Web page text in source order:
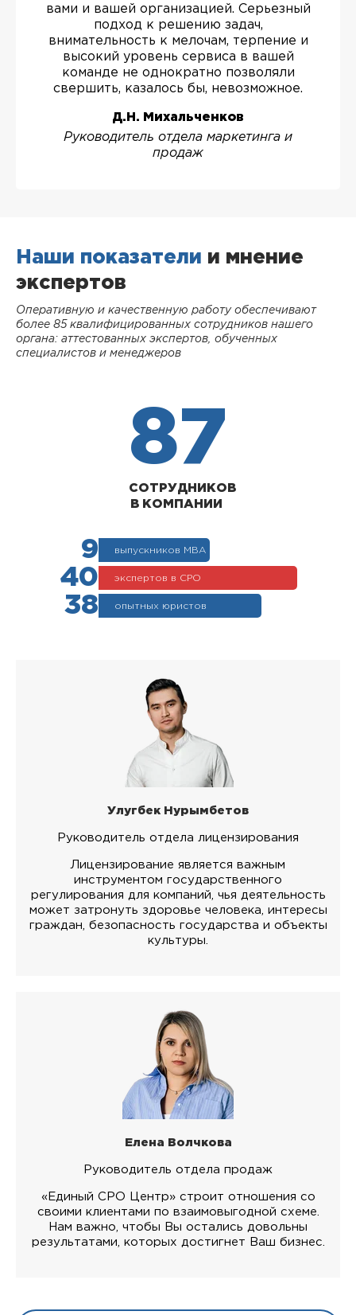
вами и вашей организацией. Серьезный
подход к решению задач,
внимательность к мелочам, терпение и
высокий уровень сервиса в вашей
команде не однократно позволяли
свершить, казалось бы, невозможное.
Д.Н. Михальченков
Руководитель отдела маркетинга и
продаж
Наши показатели и мнение
экспертов
Оперативную и качественную работу обеспечивают
более 85 квалифицированных сотрудников нашего
органа: аттестованных экспертов, обученных
специалистов и менеджеров
87
СОТРУДНИКОВ
В КОМПАНИИ
9 выпускников МВА
40 экспертов в СРО
38 опытных юристов
Улугбек Нурымбетов
Руководитель отдела лицензирования
Лицензирование является важным
инструментом государственного
регулирования для компаний, чья деятельность
может затронуть здоровье человека, интересы
граждан, безопасность государства и объекты
культуры.
Елена Волчкова
Руководитель отдела продаж
«Единый СРО Центр» строит отношения со
своими клиентами по взаимовыгодной схеме.
Нам важно, чтобы Вы остались довольны
результатами, которых достигнет Ваш бизнес.